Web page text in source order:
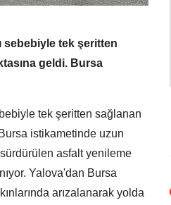
sebebiyle tek şeritten
geldi. Bursa
tek şeritten sağlanan
istikametinde uzun
asfalt yenileme
Yalova'dan Bursa
arızalanarak yolda